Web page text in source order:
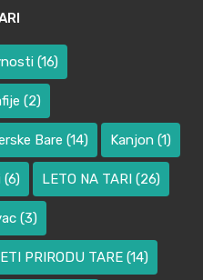
(16)
(2)
Bare (14) Kanjon (1)
(6) LETO NA TARI (26)
(3)
PRIRODU TARE (14)